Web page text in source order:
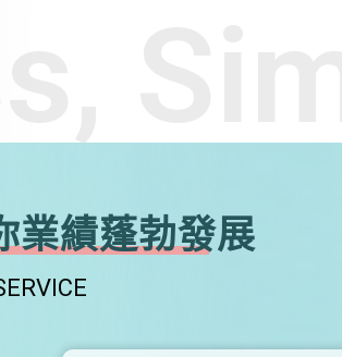
業績蓬勃發展